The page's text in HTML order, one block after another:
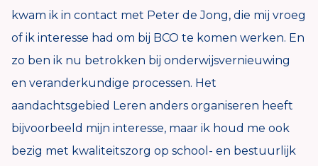
kwam ik in contact met Peter de Jong, die mij vroeg
of ik interesse had om bij BCO te komen werken. En
zo ben ik nu betrokken bij onderwijsvernieuwing
en veranderkundige processen. Het
aandachtsgebied Leren anders organiseren heeft
bijvoorbeeld mijn interesse, maar ik houd me ook
bezig met kwaliteitszorg op school- en bestuurlijk